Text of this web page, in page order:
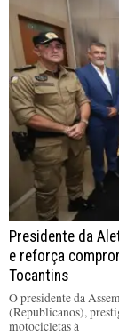
Presidente da
e reforça
Tocantins
O presidente da
(Republicanos),
motocicletas à